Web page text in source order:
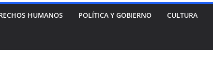
HUMANOS POLÍTICA Y GOBIERNO CULTURA